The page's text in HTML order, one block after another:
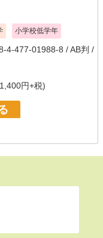
小学校低学年
4-477-01988-8 / AB判 /
円+税)